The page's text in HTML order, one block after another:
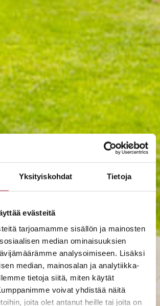
Yksityiskohdat Tietoja
evästeitä
tarjoamamme sisällön ja mainosten
median ominaisuuksien
analysoimiseen. Lisäksi
median, mainosalan ja analytiikka-
tietoja siitä, miten käytät
voivat yhdistää näitä
joita olet antanut heille tai joita on